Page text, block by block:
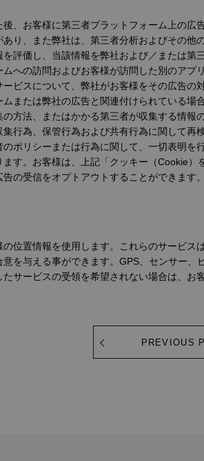
、お客様に第三者プラットフォーム上の
り、また弊社は、第三者分析およびその
評価し、当該情報を弊社および／または
への訪問およびお客様が訪問した別のア
ビスについて、弊社がお客様をその広告の
または弊社の広告と関連付けられている
方法、またはかかる第三者が収集する情
行為、保管行為および共有行為に関して
ポリシーまたは行為に関して、一切表明を行
す。お客様は、上記「クッキー（Cookie
の受信をオプトアウトすることができま
位置情報を使用します。これらのサービ
を与える事ができます。GPS、センサー
サービスの受領を希望されない場合は、
PREVIOUS